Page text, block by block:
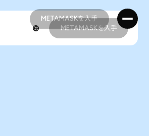
METAMASKを入手
METAMASKを入手
METAMASKを入手